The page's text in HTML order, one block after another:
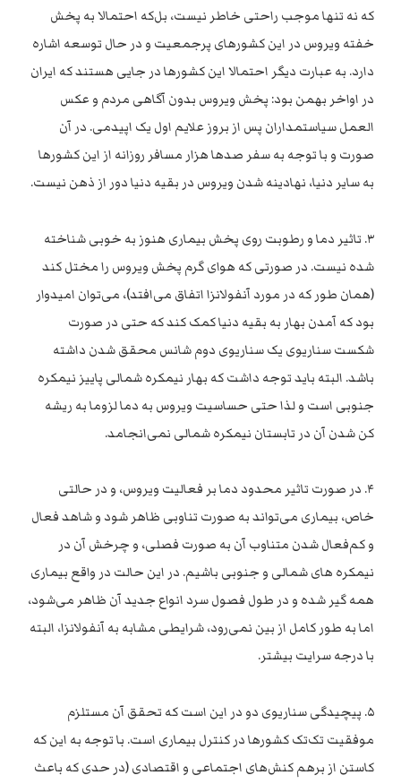
که نه تنها موجب راحتی خاطر نیست، بل‌که احتمالا به پخش
خفته ویروس در این کشورهای پرجمعیت و در حال توسعه اشاره
دارد. به عبارت دیگر احتمالا این کشورها در جایی هستند که ایران
در اواخر بهمن بود: پخش ویروس بدون آگاهی مردم و عکس
العمل سیاستمداران پس از بروز علایم اول یک اپیدمی. در آن
صورت و با توجه به سفر صدها هزار مسافر روزانه از این کشورها
به سایر دنیا، نهادینه شدن ویروس در بقیه دنیا دور از ذهن نیست.
۳. تاثیر دما و رطوبت روی پخش بیماری هنوز به خوبی شناخته
شده نیست. در صورتی که هوای گرم پخش ویروس را مختل کند
(همان طور که در مورد آنفولانزا اتفاق می‌افتد)، می‌توان امیدوار
بود که آمدن بهار به بقیه دنیا کمک کند که حتی در صورت
شکست سناریوی یک سناریوی دوم شانس محقق شدن داشته
باشد. البته باید توجه داشت که بهار نیمکره شمالی پاییز نیمکره
جنوبی است و لذا حتی حساسیت ویروس به دما لزوما به ریشه
کن شدن آن در تابستان نیمکره شمالی نمی‌انجامد.
۴. در صورت تاثیر محدود دما بر فعالیت ویروس، و در حالتی
خاص، بیماری می‌تواند به صورت تناوبی ظاهر شود و شاهد فعال
و کم‌فعال شدن متناوب آن به صورت فصلی، و چرخش آن در
نیمکره های شمالی و جنوبی باشیم. در این حالت در واقع بیماری
همه گیر شده و در طول فصول سرد انواع جدید آن ظاهر می‌شود،
اما به طور کامل از بین نمی‌رود، شرایطی مشابه به آنفولانزا، البته
با درجه سرایت بیشتر.
۵. پیچیدگی سناریوی دو در این است که تحقق آن مستلزم
موفقیت تک‌تک کشورها در کنترل بیماری است. با توجه به این که
کاستن از برهم کنش‌های اجتماعی و اقتصادی (در حدی که باعث